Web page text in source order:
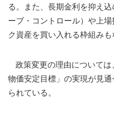
る。また、長期金利を抑え
ーブ・コントロール）や上
ク資産を買い入れる枠組みも
政策変更の理由について
物価安定目標」の実現が見
られている。